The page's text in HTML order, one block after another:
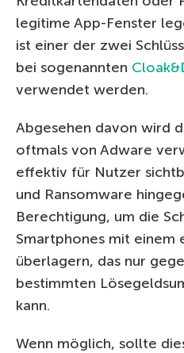
legitime App-Fenster
ist einer der zwei
bei sogenannten
verwendet werden.
Abgesehen davon wird
oftmals von Adware
effektiv für Nutzer
und Ransomware
Berechtigung, um die
Smartphones mit einem
überlagern, das nur
bestimmten
kann.
Wenn möglich, sollte